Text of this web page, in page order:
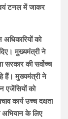
टनल में जाकर
अधिकारियों को
मुख्यमंत्री ने
की सर्वोच्च
हैं। मुख्यमंत्री ने
एजेंसियों को
कार्य उच्च दक्षता
अभियान के लिए